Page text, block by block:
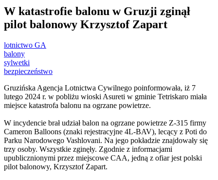
W katastrofie balonu w Gruzji zginął
pilot balonowy Krzysztof Zapart
lotnictwo GA
balony
sylwetki
bezpieczeństwo
Gruzińska Agencja Lotnictwa Cywilnego poinformowała, iż 7
lutego 2024 r. w pobliżu wioski Asureti w gminie Tetriskaro miała
miejsce katastrofa balonu na ogrzane powietrze.
W incydencie brał udział balon na ogrzane powietrze Z-315 firmy
Cameron Balloons (znaki rejestracyjne 4L-BAV), lecący z Poti do
Parku Narodowego Vashlovani. Na jego pokładzie znajdowały się
trzy osoby. Wszystkie zginęły. Zgodnie z informacjami
upublicznionymi przez miejscowe CAA, jedną z ofiar jest polski
pilot balonowy, Krzysztof Zapart.